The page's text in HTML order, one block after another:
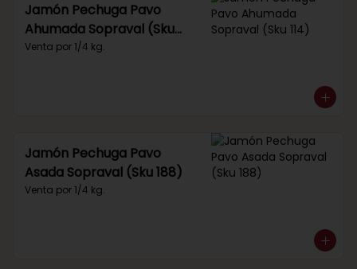
Jamón Pechuga Pavo
Ahumada Sopraval (Sku
114)
Venta por 1/4 kg.
Jamón Pechuga Pavo
Asada Sopraval (Sku 188)
Venta por 1/4 kg.